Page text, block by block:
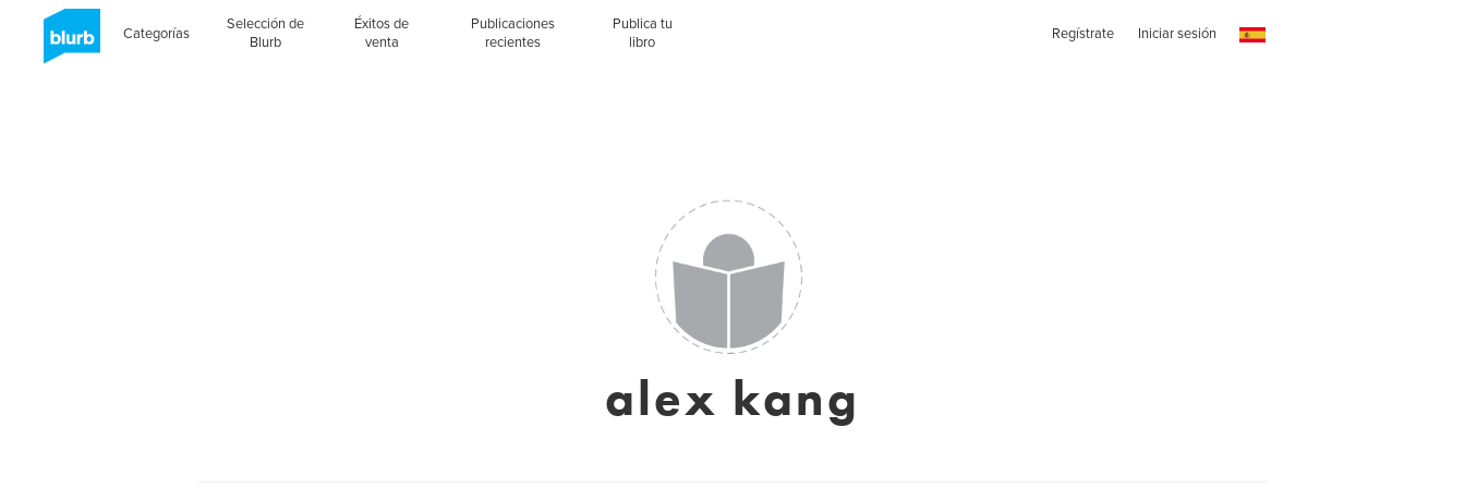
Categorías
Selección de
Blurb
Éxitos de
venta
Publicaciones
recientes
Publica tu
libro
Regístrate Iniciar sesión
alex kang